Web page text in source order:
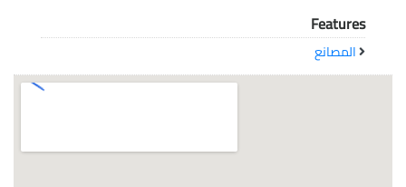
Features
المصانع